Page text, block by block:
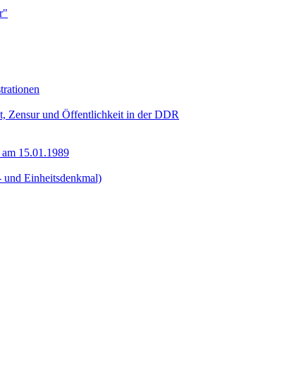
Zensur und Öffentlichkeit in der DDR
15.01.1989
Einheitsdenkmal)